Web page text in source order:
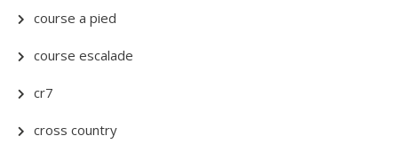
course a pied
course escalade
cr7
cross country